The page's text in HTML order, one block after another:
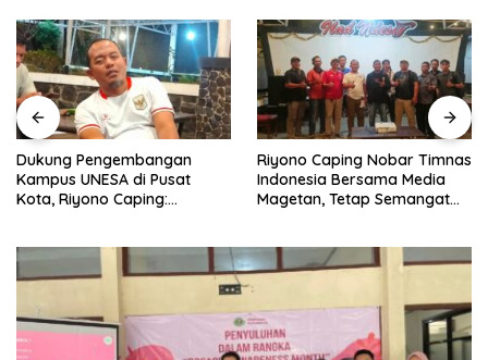
Dukung Pengembangan
Kampus UNESA di Pusat
Kota, Riyono Caping:
Riyono Caping Nobar Timnas
Indonesia Bersama Media
Magetan, Tetap Semangat